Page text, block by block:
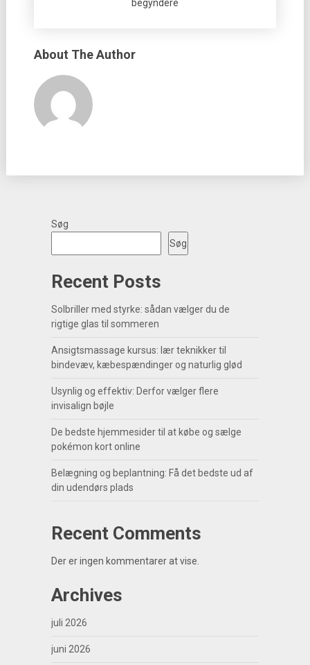
begyndere
About The Author
Søg
Søg
Recent Posts
Solbriller med styrke: sådan vælger du de
rigtige glas til sommeren
Ansigtsmassage kursus: lær teknikker til
bindevæv, kæbespændinger og naturlig glød
Usynlig og effektiv: Derfor vælger flere
invisalign bøjle
De bedste hjemmesider til at købe og sælge
pokémon kort online
Belægning og beplantning: Få det bedste ud af
din udendørs plads
Recent Comments
Der er ingen kommentarer at vise.
Archives
juli 2026
juni 2026